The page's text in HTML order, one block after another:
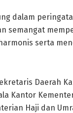
dalam
semangat
serta
Daerah
Kantor
Haji dan